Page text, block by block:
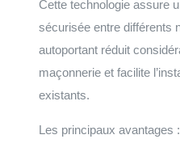
Cette technologie assure
sécurisée entre différents
autoportant réduit
maçonnerie et facilite
existants.
Les principaux avantages :